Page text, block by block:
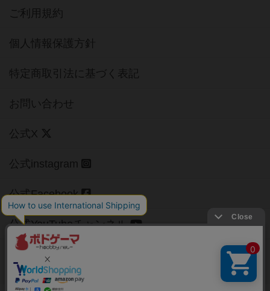
ご利用規約
個人情報保護方針
特定商取引法に基づく表記
お問い合わせ
公式X
公式instagram
公式Facebook
公式YouTubeチャンネル